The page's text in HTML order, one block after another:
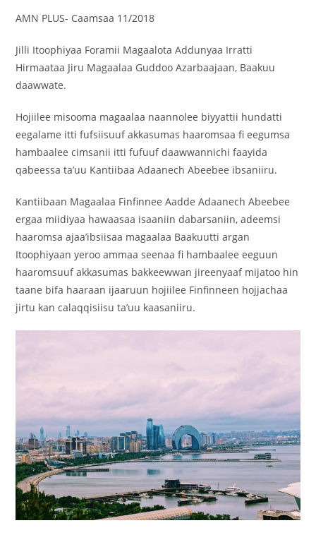
AMN PLUS- Caamsaa 11/2018
Jilli Itoophiyaa Foramii Magaalota Addunyaa Irratti
Hirmaataa Jiru Magaalaa Guddoo Azarbaajaan, Baakuu
daawwate.
Hojiilee misooma magaalaa naannolee biyyattii hundatti
eegalame itti fufsiisuuf akkasumas haaromsaa fi eegumsa
hambaalee cimsanii itti fufuuf daawwannichi faayida
qabeessa ta’uu Kantiibaa Adaanech Abeebee ibsaniiru.
Kantiibaan Magaalaa Finfinnee Aadde Adaanech Abeebee
ergaa miidiyaa hawaasaa isaaniin dabarsaniin, adeemsi
haaromsa ajaa’ibsiisaa magaalaa Baakuutti argan
Itoophiyaan yeroo ammaa seenaa fi hambaalee eeguun
haaromsuuf akkasumas bakkeewwan jireenyaaf mijatoo hin
taane bifa haaraan ijaaruun hojiilee Finfinneen hojjachaa
jirtu kan calaqqisiisu ta’uu kaasaniiru.